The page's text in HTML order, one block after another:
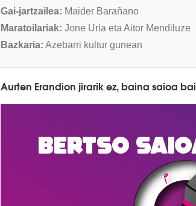
Gai-jartzailea: Maider Barañano
Maratoilariak: Jone Uria eta Aitor Mendiluze
Bazkaria: Azebarri kultur gunean
Aurten Erandion jirarik ez, baina saioa